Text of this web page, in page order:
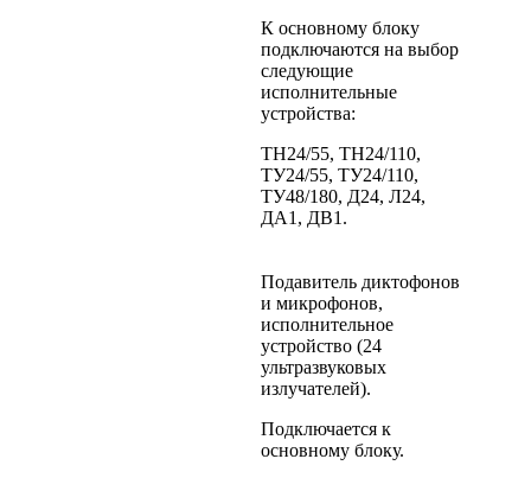
К основному блоку
подключаются на выбор
следующие
исполнительные
устройства:
ТН24/55, ТН24/110,
ТУ24/55, ТУ24/110,
ТУ48/180, Д24, Л24,
ДА1, ДВ1.
Подавитель диктофонов
и микрофонов,
исполнительное
устройство (24
ультразвуковых
излучателей).
Подключается к
основному блоку.